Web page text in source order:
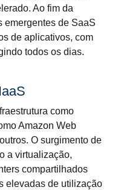
Ao fim da
emergentes de SaaS
de aplicativos, com
todos os dias.
como
Amazon Web
O surgimento de
a virtualização,
compartilhados
elevadas de utilização